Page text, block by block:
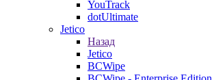
YouTrack
dotUltimate
Jetico
Назад
Jetico
BCWipe